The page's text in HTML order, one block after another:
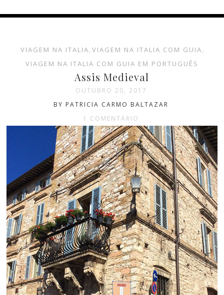
VIAGEM NA ITALIA, VIAGEM NA ITALIA COM GUIA,
VIAGEM NA ITALIA COM GUIA EM PORTUGUÊS
Assis Medieval
OUTUBRO 20, 2017
BY PATRICIA CARMO BALTAZAR
1 COMENTÁRIO